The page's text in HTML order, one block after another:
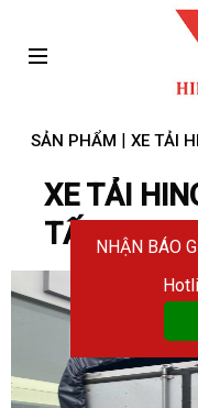
SẢN PHẨM | XE TẢI
XE TẢI
TẤN MUI
NHẬN BÁO